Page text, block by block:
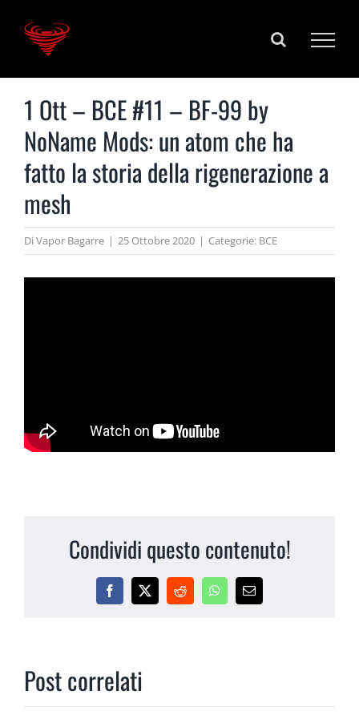
1 Ott – BCE #11 – BF-99 by
NoName Mods: un atom che ha
fatto la storia della rigenerazione a
mesh
Di Vapor Bagarre | 25 Ottobre 2020 | Categorie: BCE
Condividi questo contenuto!
Facebook
X RedditWhatsApp
Email
Post correlati